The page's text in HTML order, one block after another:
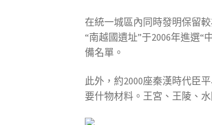
在統一城區內同時發明保留
“南越國遺址”于2006年進選
備名單。
此外，約2000座秦漢時代臣
要什物材料。王宮、王陵、